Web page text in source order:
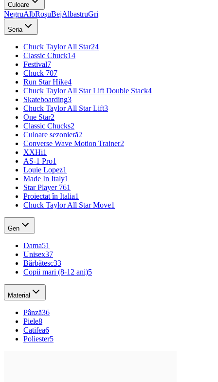
Culoare
NegruAlbRoșuBejAlbastruGri
Seria
Chuck Taylor All Star24
Classic Chuck14
Festival7
Chuck 707
Run Star Hike4
Chuck Taylor All Star Lift Double Stack4
Skateboarding3
Chuck Taylor All Star Lift3
One Star2
Classic Chucks2
Culoare sezonieră2
Converse Wave Motion Trainer2
XXHi1
AS-1 Pro1
Louie Lopez1
Made In Italy1
Star Player 761
Proiectat în Italia1
Chuck Taylor All Star Move1
Gen
Dama51
Unisex37
Bărbătesc33
Copii mari (8-12 ani)5
Material
Pânză36
Piele8
Catifea6
Poliester5